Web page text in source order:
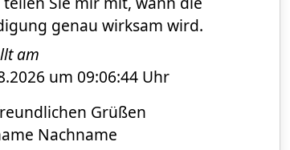
genau wirksam wird.
am
um 09:06:44 Uhr
Grüßen
Nachname